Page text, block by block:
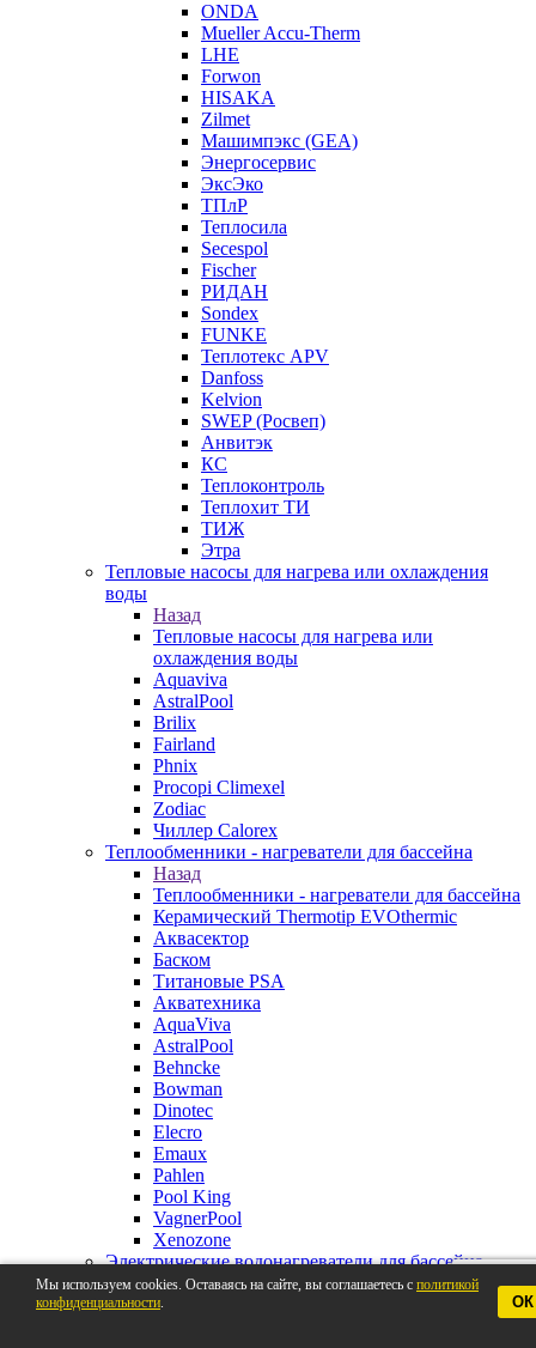
ONDA
Mueller Accu-Therm
LHE
Forwon
HISAKA
Zilmet
Машимпэкс (GEA)
Энергосервис
ЭксЭко
ТПлР
Теплосила
Secespol
Fischer
РИДАН
Sondex
FUNKE
Теплотекс APV
Danfoss
Kelvion
SWEP (Росвеп)
Анвитэк
КС
Теплоконтроль
Теплохит ТИ
ТИЖ
Этра
Тепловые насосы для нагрева или охлаждения
воды
Назад
Тепловые насосы для нагрева или
охлаждения воды
Aquaviva
AstralPool
Brilix
Fairland
Phnix
Procopi Climexel
Zodiac
Чиллер Calorex
Теплообменники - нагреватели для бассейна
Назад
Теплообменники - нагреватели для бассейна
Керамический Thermotip EVOthermic
Аквасектор
Баском
Титановые PSA
Акватехника
AquaViva
AstralPool
Behncke
Bowman
Dinotec
Elecro
Emaux
Pahlen
Pool King
VagnerPool
Xenozone
Электрические водонагреватели для бассейна
Назад
Электрические водонагреватели для
Мы используем cookies. Оставаясь на сайте, вы соглашаетесь с политикой
конфиденциальности. ОК